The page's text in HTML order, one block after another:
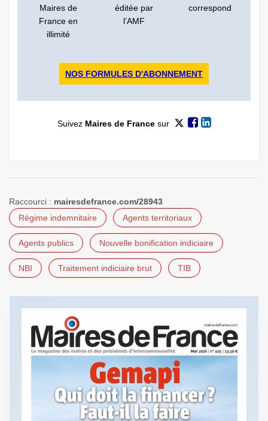
Maires de
France en
illimité
éditée par
l’AMF
correspond
NOS FORMULES D'ABONNEMENT
Suivez Maires de Francesur
Raccourci : mairesdefrance.com/28943
Régime indemnitaire
Agents territoriaux
Agents publics Nouvelle bonification indiciaire
NBI Traitement indiciaire brut TIB